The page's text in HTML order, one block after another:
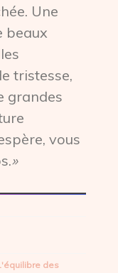
Une
beaux
tristesse,
grandes
vous
»
des